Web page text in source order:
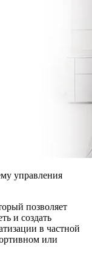
управления
позволяет
и создать
в частной
или